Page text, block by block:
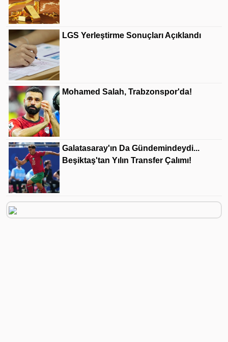
LGS Yerleştirme Sonuçları Açıklandı
Mohamed Salah, Trabzonspor'da!
Galatasaray'ın Da Gündemindeydi...
Beşiktaş'tan Yılın Transfer Çalımı!